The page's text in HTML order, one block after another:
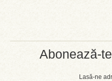
Abonează-
Lasă-ne